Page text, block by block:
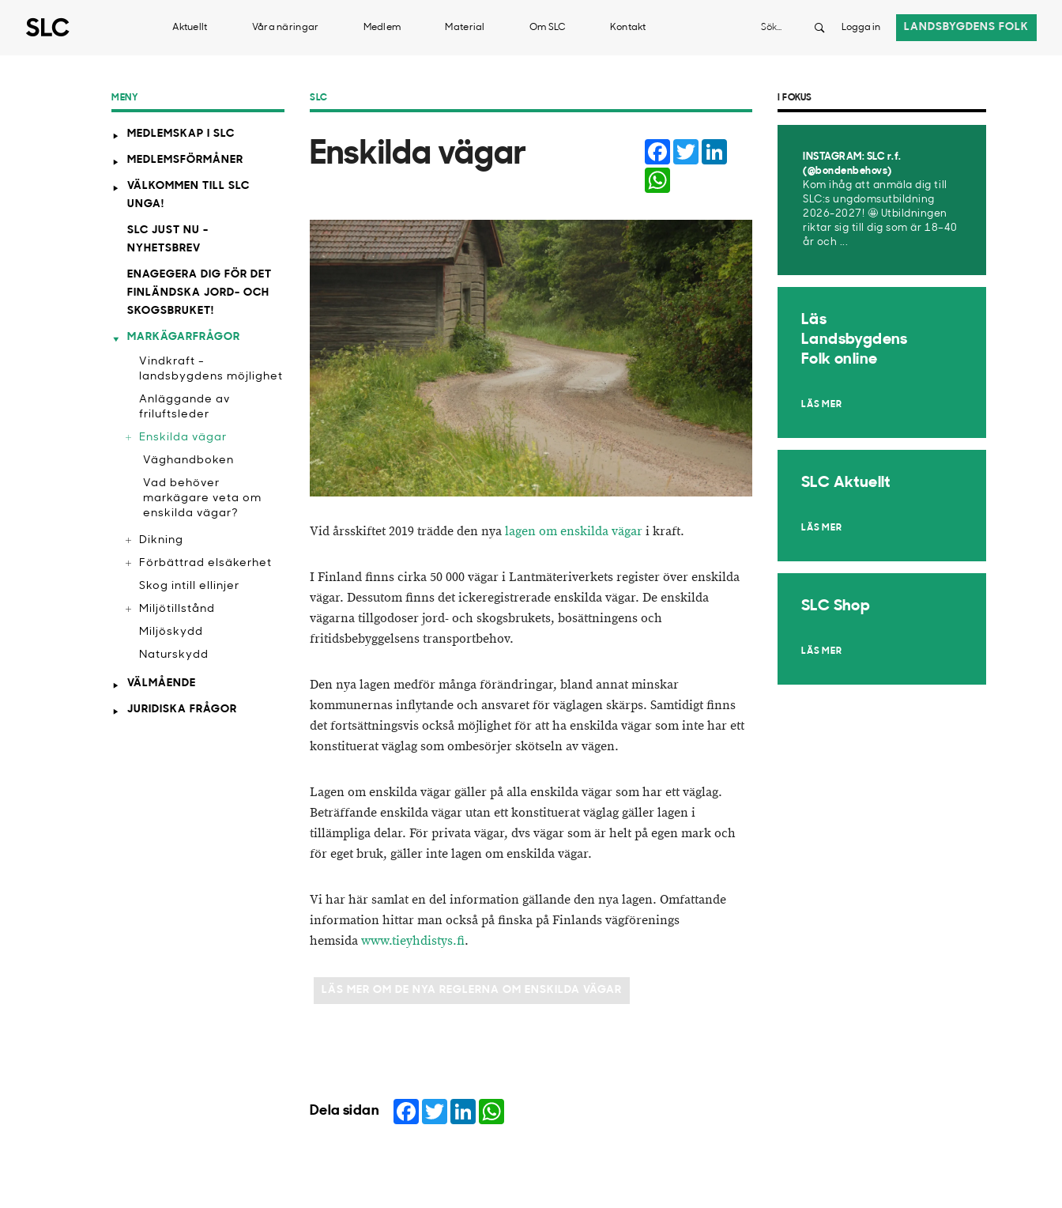
Aktuellt Våra näringar Medlem Material Om SLC Kontakt Sök Logga in LANDSBYGDENS FOLK
SLC
Enskilda vägar Facebook
Twitter
Vid årsskiftet 2019 trädde den nyalagen om enskilda vägari kraft.
I Finland finns cirka 50 000 vägar i Lantmäteriverkets register över enskilda
vägar. Dessutom finns det ickeregistrerade enskilda vägar. De enskilda
vägarna tillgodoser jord- och skogsbrukets, bosättningens och
fritidsbebyggelsens transportbehov.
Den nya lagen medför många förändringar, bland annat minskar
kommunernas inflytande och ansvaret för väglagen skärps. Samtidigt finns
det fortsättningsvis också möjlighet för att ha enskilda vägar som inte har ett
konstituerat väglag som ombesörjer skötseln av vägen.
Lagen om enskilda vägar gäller på alla enskilda vägar som har ett väglag.
Beträffande enskilda vägar utan ett konstituerat väglag gäller lagen i
tillämpliga delar. För privata vägar, dvs vägar som är helt på egen mark och
för eget bruk, gäller inte lagen om enskilda vägar.
Vi har här samlat en del information gällande den nya lagen. Omfattande
information hittar man också på finska på Finlands vägförenings
hemsidawww.tieyhdistys.fi.
LÄS MER OM DE NYA REGLERNA OM ENSKILDA VÄGAR
Dela sidan Facebook
TwitterLinkedIn
MENY
MEDLEMSKAP I SLC
MEDLEMSFÖRMÅNER
VÄLKOMMEN TILL SLC
UNGA!
SLC JUST NU -
NYHETSBREV
ENAGEGERA DIG FÖR DET
FINLÄNDSKA JORD- OCH
SKOGSBRUKET!
MARKÄGARFRÅGOR
Vindkraft -
landsbygdens möjlighet
Anläggande av
friluftsleder
Enskilda vägar
Väghandboken
Vad behöver
markägare veta om
enskilda vägar?
Dikning
Förbättrad elsäkerhet
Skog intill ellinjer
Miljötillstånd
Miljöskydd
Naturskydd
VÄLMÅENDE
JURIDISKA FRÅGOR
I FOKUS
INSTAGRAM: SLC r.f.
(@bondenbehovs)
Kom ihåg att anmäla dig till
SLC:s ungdomsutbildning
2026-2027! 🤩 Utbildningen
riktar sig till dig som är 18–40
år och ...
Läs
Landsbygdens
Folk online
LÄS MER
SLC Aktuellt
LÄS MER
SLC Shop
LÄS MER